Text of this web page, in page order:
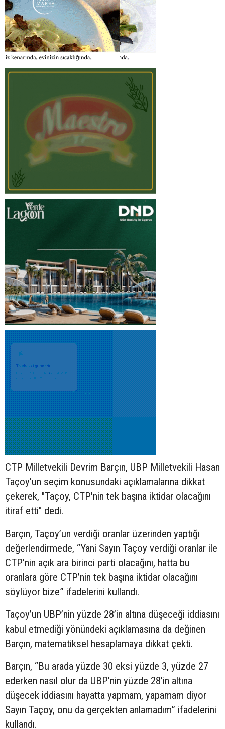
CTP Milletvekili Devrim Barçın, UBP Milletvekili Hasan
Taçoy'un seçim konusundaki açıklamalarına dikkat
çekerek, "Taçoy, CTP'nin tek başına iktidar olacağını
itiraf etti" dedi.
Barçın, Taçoy’un verdiği oranlar üzerinden yaptığı
değerlendirmede, “Yani Sayın Taçoy verdiği oranlar ile
CTP’nin açık ara birinci parti olacağını, hatta bu
oranlara göre CTP’nin tek başına iktidar olacağını
söylüyor bize” ifadelerini kullandı.
Taçoy’un UBP’nin yüzde 28’in altına düşeceği iddiasını
kabul etmediği yönündeki açıklamasına da değinen
Barçın, matematiksel hesaplamaya dikkat çekti.
Barçın, “Bu arada yüzde 30 eksi yüzde 3, yüzde 27
ederken nasıl olur da UBP’nin yüzde 28’in altına
düşecek iddiasını hayatta yapmam, yapamam diyor
Sayın Taçoy, onu da gerçekten anlamadım” ifadelerini
kullandı.